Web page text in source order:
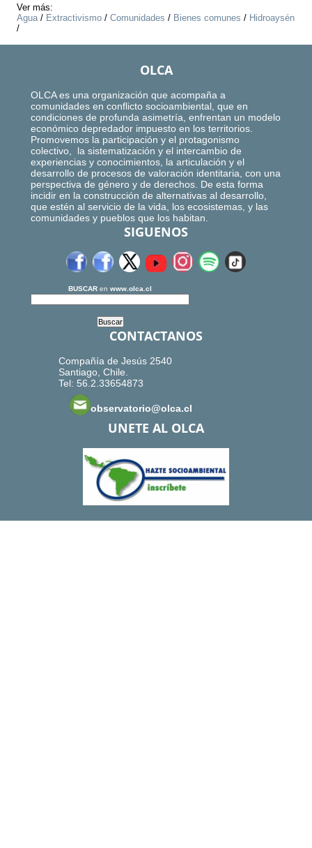
Ver más:
Agua/ Extractivismo / Comunidades / Bienes comunes / Hidroaysén
/
OLCA
OLCA es una organización que acompaña a
comunidades en conflicto socioambiental, que en
condiciones de profunda asimetría, enfrentan un modelo
económico depredador impuesto en los territorios.
Promovemos la participación y el protagonismo
colectivo, la sistematización y el intercambio de
experiencias y conocimientos, la articulación y el
desarrollo de procesos de valoración identitaria, con una
perspectiva de género y de derechos. De esta forma
incidir en la construcción de alternativas al desarrollo,
que estén al servicio de la vida, los ecosistemas, y las
comunidades y pueblos que los habitan.
SIGUENOS
BUSCAR en www.olca.cl
CONTACTANOS
Compañía de Jesús 2540
Santiago, Chile.
Tel: 56.2.33654873
observatorio@olca.cl
UNETE AL OLCA